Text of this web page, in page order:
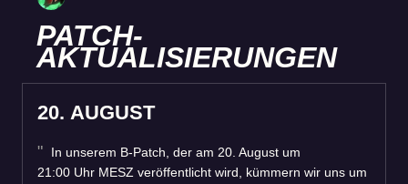
PATCH-
AKTUALISIERUNGEN
20. AUGUST
In unserem B-Patch, der am 20. August um
21:00 Uhr MESZ veröffentlicht wird, kümmern wir uns um